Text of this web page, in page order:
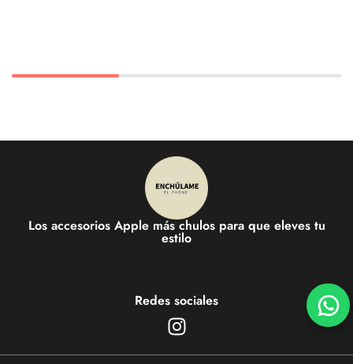
Los accesorios Apple más chulos para que eleves tu
estilo
Redes sociales